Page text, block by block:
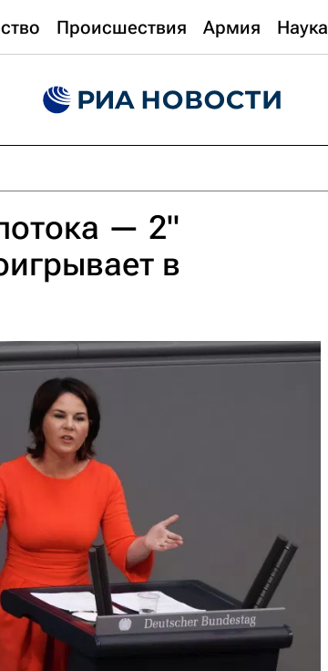
Происшествия Армия Наука
— 2"
в